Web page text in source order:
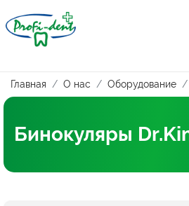
Главная О нас Оборудование
Бинокуляры